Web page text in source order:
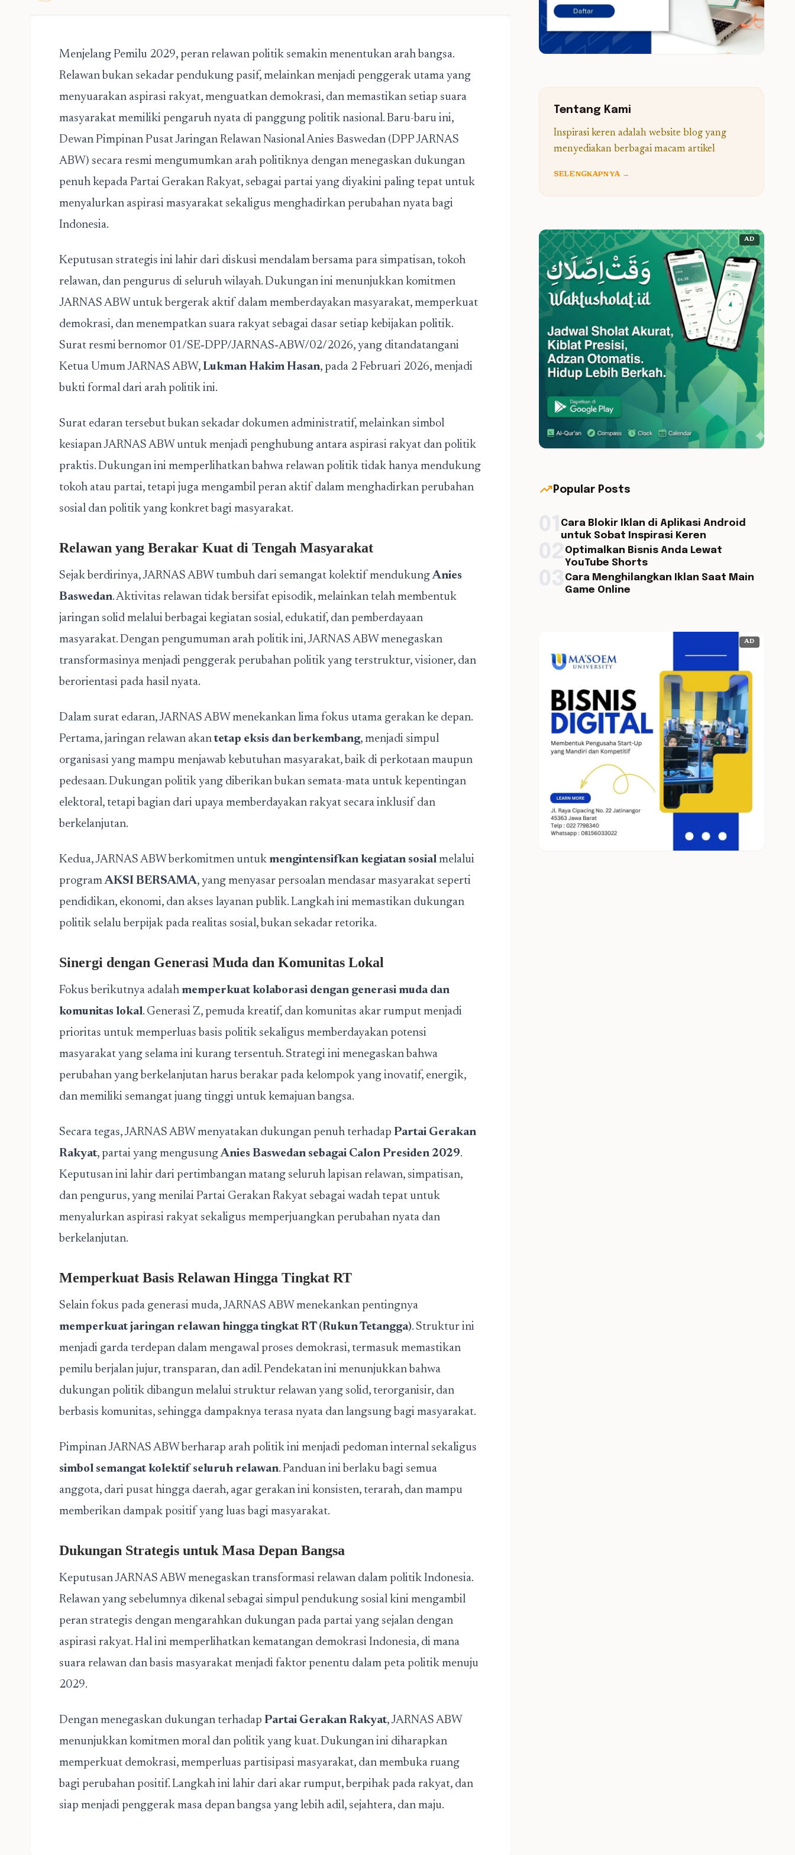
Menjelang Pemilu 2029, peran relawan politik semakin menentukan arah bangsa.
Relawan bukan sekadar pendukung pasif, melainkan menjadi penggerak utama yang
menyuarakan aspirasi rakyat, menguatkan demokrasi, dan memastikan setiap suara
masyarakat memiliki pengaruh nyata di panggung politik nasional. Baru-baru ini,
Dewan Pimpinan Pusat Jaringan Relawan Nasional Anies Baswedan (DPP JARNAS
ABW) secara resmi mengumumkan arah politiknya dengan menegaskan dukungan
penuh kepada Partai Gerakan Rakyat, sebagai partai yang diyakini paling tepat untuk
menyalurkan aspirasi masyarakat sekaligus menghadirkan perubahan nyata bagi
Indonesia.
Keputusan strategis ini lahir dari diskusi mendalam bersama para simpatisan, tokoh
relawan, dan pengurus di seluruh wilayah. Dukungan ini menunjukkan komitmen
JARNAS ABW untuk bergerak aktif dalam memberdayakan masyarakat, memperkuat
demokrasi, dan menempatkan suara rakyat sebagai dasar setiap kebijakan politik.
Surat resmi bernomor 01/SE‑DPP/JARNAS‑ABW/02/2026, yang ditandatangani
Ketua Umum JARNAS ABW, Lukman Hakim Hasan, pada 2 Februari 2026, menjadi
bukti formal dari arah politik ini.
Surat edaran tersebut bukan sekadar dokumen administratif, melainkan simbol
kesiapan JARNAS ABW untuk menjadi penghubung antara aspirasi rakyat dan politik
praktis. Dukungan ini memperlihatkan bahwa relawan politik tidak hanya mendukung
tokoh atau partai, tetapi juga mengambil peran aktif dalam menghadirkan perubahan
sosial dan politik yang konkret bagi masyarakat.
Relawan yang Berakar Kuat di Tengah Masyarakat
Sejak berdirinya, JARNAS ABW tumbuh dari semangat kolektif mendukungAnies
Baswedan. Aktivitas relawan tidak bersifat episodik, melainkan telah membentuk
jaringan solid melalui berbagai kegiatan sosial, edukatif, dan pemberdayaan
masyarakat. Dengan pengumuman arah politik ini, JARNAS ABW menegaskan
transformasinya menjadi penggerak perubahan politik yang terstruktur, visioner, dan
berorientasi pada hasil nyata.
Dalam surat edaran, JARNAS ABW menekankan lima fokus utama gerakan ke depan.
Pertama, jaringan relawan akantetap eksis dan berkembang, menjadi simpul
organisasi yang mampu menjawab kebutuhan masyarakat, baik di perkotaan maupun
pedesaan. Dukungan politik yang diberikan bukan semata-mata untuk kepentingan
elektoral, tetapi bagian dari upaya memberdayakan rakyat secara inklusif dan
berkelanjutan.
Kedua, JARNAS ABW berkomitmen untuk mengintensifkan kegiatan sosial melalui
programAKSI BERSAMA, yang menyasar persoalan mendasar masyarakat seperti
pendidikan, ekonomi, dan akses layanan publik. Langkah ini memastikan dukungan
politik selalu berpijak pada realitas sosial, bukan sekadar retorika.
Sinergi dengan Generasi Muda dan Komunitas Lokal
Fokus berikutnya adalah memperkuat kolaborasi dengan generasi muda dan
komunitas lokal. Generasi Z, pemuda kreatif, dan komunitas akar rumput menjadi
prioritas untuk memperluas basis politik sekaligus memberdayakan potensi
masyarakat yang selama ini kurang tersentuh. Strategi ini menegaskan bahwa
perubahan yang berkelanjutan harus berakar pada kelompok yang inovatif, energik,
dan memiliki semangat juang tinggi untuk kemajuan bangsa.
Secara tegas, JARNAS ABW menyatakan dukungan penuh terhadap Partai Gerakan
Rakyat, partai yang mengusungAnies Baswedan sebagai Calon Presiden 2029.
Keputusan ini lahir dari pertimbangan matang seluruh lapisan relawan, simpatisan,
dan pengurus, yang menilai Partai Gerakan Rakyat sebagai wadah tepat untuk
menyalurkan aspirasi rakyat sekaligus memperjuangkan perubahan nyata dan
berkelanjutan.
Memperkuat Basis Relawan Hingga Tingkat RT
Selain fokus pada generasi muda, JARNAS ABW menekankan pentingnya
memperkuat jaringan relawan hingga tingkat RT (Rukun Tetangga). Struktur ini
menjadi garda terdepan dalam mengawal proses demokrasi, termasuk memastikan
pemilu berjalan jujur, transparan, dan adil. Pendekatan ini menunjukkan bahwa
dukungan politik dibangun melalui struktur relawan yang solid, terorganisir, dan
berbasis komunitas, sehingga dampaknya terasa nyata dan langsung bagi masyarakat.
Pimpinan JARNAS ABW berharap arah politik ini menjadi pedoman internal sekaligus
simbol semangat kolektif seluruh relawan. Panduan ini berlaku bagi semua
anggota, dari pusat hingga daerah, agar gerakan ini konsisten, terarah, dan mampu
memberikan dampak positif yang luas bagi masyarakat.
Dukungan Strategis untuk Masa Depan Bangsa
Keputusan JARNAS ABW menegaskan transformasi relawan dalam politik Indonesia.
Relawan yang sebelumnya dikenal sebagai simpul pendukung sosial kini mengambil
peran strategis dengan mengarahkan dukungan pada partai yang sejalan dengan
aspirasi rakyat. Hal ini memperlihatkan kematangan demokrasi Indonesia, di mana
suara relawan dan basis masyarakat menjadi faktor penentu dalam peta politik menuju
2029.
Dengan menegaskan dukungan terhadap Partai Gerakan Rakyat, JARNAS ABW
menunjukkan komitmen moral dan politik yang kuat. Dukungan ini diharapkan
memperkuat demokrasi, memperluas partisipasi masyarakat, dan membuka ruang
bagi perubahan positif. Langkah ini lahir dari akar rumput, berpihak pada rakyat, dan
siap menjadi penggerak masa depan bangsa yang lebih adil, sejahtera, dan maju.
Tentang Kami
Inspirasi keren adalah website blog yang
menyediakan berbagai macam artikel
SELENGKAPNYA →
AD
trending_up Popular Posts
Cara Blokir Iklan di Aplikasi Android
untuk Sobat Inspirasi Keren
Optimalkan Bisnis Anda Lewat
YouTube Shorts
Cara Menghilangkan Iklan Saat Main
Game Online
AD